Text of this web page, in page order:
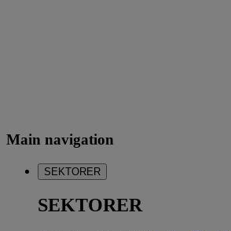
Main navigation
SEKTORER
SEKTORER